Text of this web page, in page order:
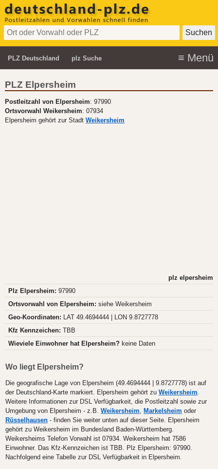
PLZ Deutschland plz Suche
PLZ Elpersheim
Postleitzahl von Elpersheim: 97990
Ortsvorwahl Weikersheim: 07934
Elpersheim gehört zur Stadt Weikersheim
plz elpersheim
Plz Elpersheim: 97990
Ortsvorwahl von Elpersheim: siehe Weikersheim
Geo-Koordinaten: LAT 49.4694444 | LON 9.8727778
Kfz Kennzeichen: TBB
Wieviele Einwohner hat Elpersheim? keine Daten
Wo liegt Elpersheim?
Die geografische Lage von Elpersheim (49.4694444 | 9.8727778) ist auf
der Deutschland-Karte markiert. Elpersheim gehört zu Weikersheim.
Weitere Informationen zur DSL Verfügbarkeit, die Postleitzahl sowie zur
Umgebung von Elpersheim - z.B. Weikersheim, Markelsheim oder
Rüsselhausen - finden Sie weiter unten auf dieser Seite. Elpersheim
gehört zu Weikersheim im Bundesland Baden-Württemberg.
Weikersheims Telefon Vorwahl ist 07934. Weikersheim hat 7586
Einwohner. Das Kfz-Kennzeichen ist TBB. Plz Elpersheim: 97990.
Nachfolgend eine Tabelle zur DSL Verfügbarkeit in Elpersheim.